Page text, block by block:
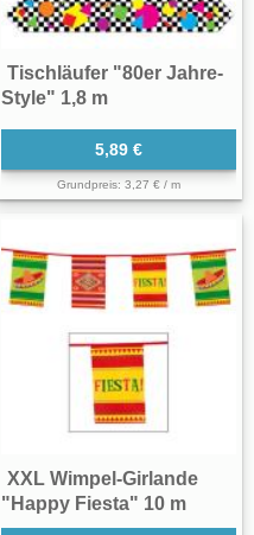
Tischläufer "80er Jahre-
Style" 1,8 m
5,89 €
Grundpreis: 3,27 € / m
XXL Wimpel-Girlande
"Happy Fiesta" 10 m